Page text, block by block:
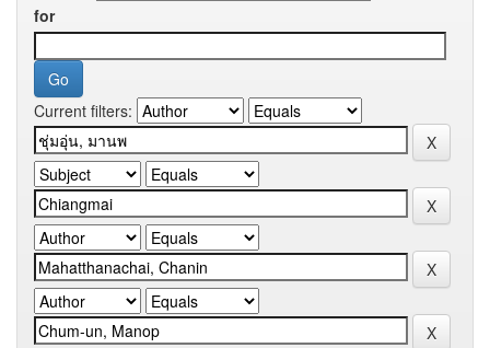
for
Current filters: